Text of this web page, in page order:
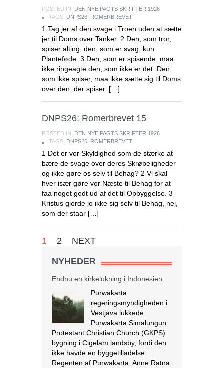
POSTED IN: DEN NYE PAGTS SKRIFTER 1926
TAGS: DNPS26: ROMERBREVET
1 Tag jer af den svage i Troen uden at sætte
jer til Doms over Tanker. 2 Den, som tror,
spiser alting, den, som er svag, kun
Planteføde. 3 Den, som er spisende, maa
ikke ringeagte den, som ikke er det. Den,
som ikke spiser, maa ikke sætte sig til Doms
over den, der spiser. […]
DNPS26: Romerbrevet 15
POSTED IN: DEN NYE PAGTS SKRIFTER 1926
TAGS: DNPS26: ROMERBREVET
1 Det er vor Skyldighed som de stærke at
bære de svage over deres Skrøbeligheder
og ikke gøre os selv til Behag? 2 Vi skal
hver især gøre vor Næste til Behag for at
faa noget godt ud af det til Opbyggelse. 3
Kristus gjorde jo ikke sig selv til Behag, nej,
som der staar […]
1 2 NEXT
NYHEDER
Endnu en kirkelukning i Indonesien
Purwakarta
regeringsmyndigheden i
Vestjava lukkede
Purwakarta Simalungun
Protestant Christian Church (GKPS)
bygning i Cigelam landsby, fordi den
ikke havde en byggetilladelse.
Regenten af Purwakarta, Anne Ratna